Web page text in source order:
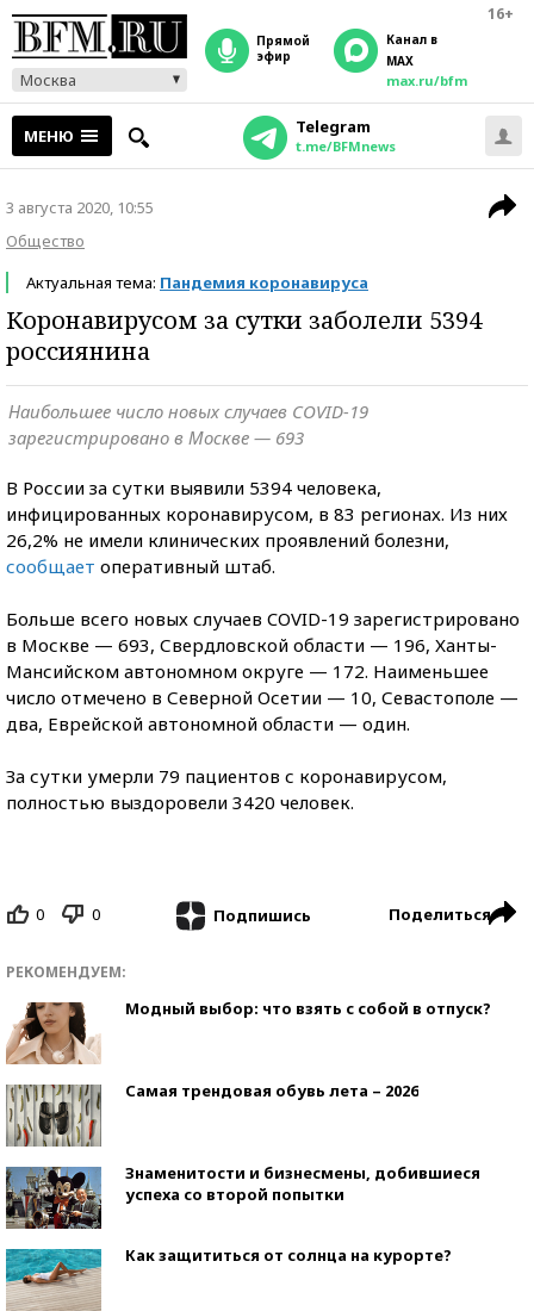
16+
Москва
прямой
эфир
Канал в
MAX
max.ru/bfm
МЕНЮ Telegram
t.me/BFMnews
3 августа 2020, 10:55
Общество
Актуальная тема: Пандемия коронавируса
Коронавирусом за сутки заболели 5394
россиянина
Наибольшее число новых случаев COVID-19
зарегистрировано в Москве — 693
В России за сутки выявили 5394 человека,
инфицированных коронавирусом, в 83 регионах. Из них
26,2% не имели клинических проявлений болезни,
сообщает оперативный штаб.
Больше всего новых случаев COVID-19 зарегистрировано
в Москве — 693, Свердловской области — 196, Ханты-
Мансийском автономном округе — 172. Наименьшее
число отмечено в Северной Осетии — 10, Севастополе —
два, Еврейской автономной области — один.
За сутки умерли 79 пациентов с коронавирусом,
полностью выздоровели 3420 человек.
0 0 Подпишись Поделиться
РЕКОМЕНДУЕМ:
Модный выбор: что взять с собой в отпуск?
Самая трендовая обувь лета – 2026
Знаменитости и бизнесмены, добившиеся
успеха со второй попытки
Как защититься от солнца на курорте?